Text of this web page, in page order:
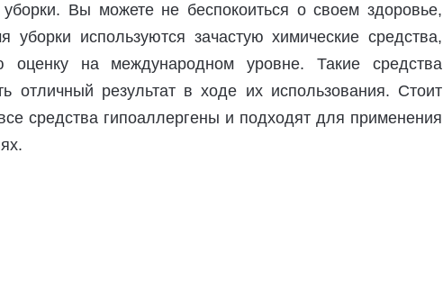
Вы можете не беспокоиться о своем здоровье,
уборки используются зачастую химические средства,
на международном уровне. Такие средства
отличный результат в ходе их использования. Стоит
средства гипоаллергены и подходят для применения